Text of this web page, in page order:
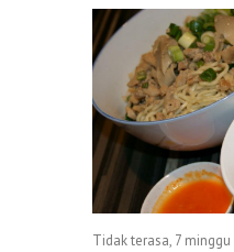
Tidak terasa, 7